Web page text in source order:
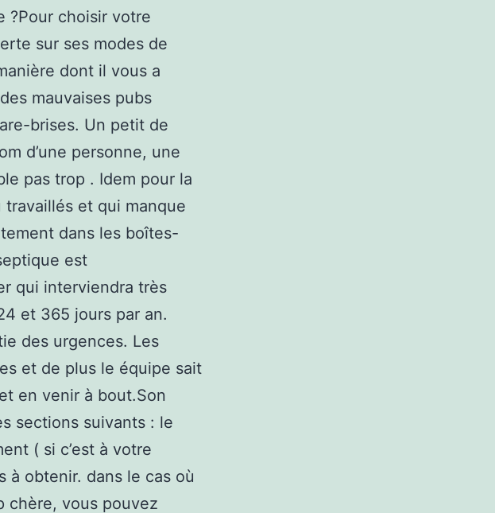
?Pour choisir votre
sur ses modes de
dont il vous a
mauvaises pubs
brises. Un petit de
d’une personne, une
pas trop . Idem pour la
et qui manque
dans les boîtes-
est
qui interviendra très
et 365 jours par an.
des urgences. Les
et de plus le équipe sait
en venir à bout.Son
sections suivants : le
( si c’est à votre
à obtenir. dans le cas où
chère, vous pouvez